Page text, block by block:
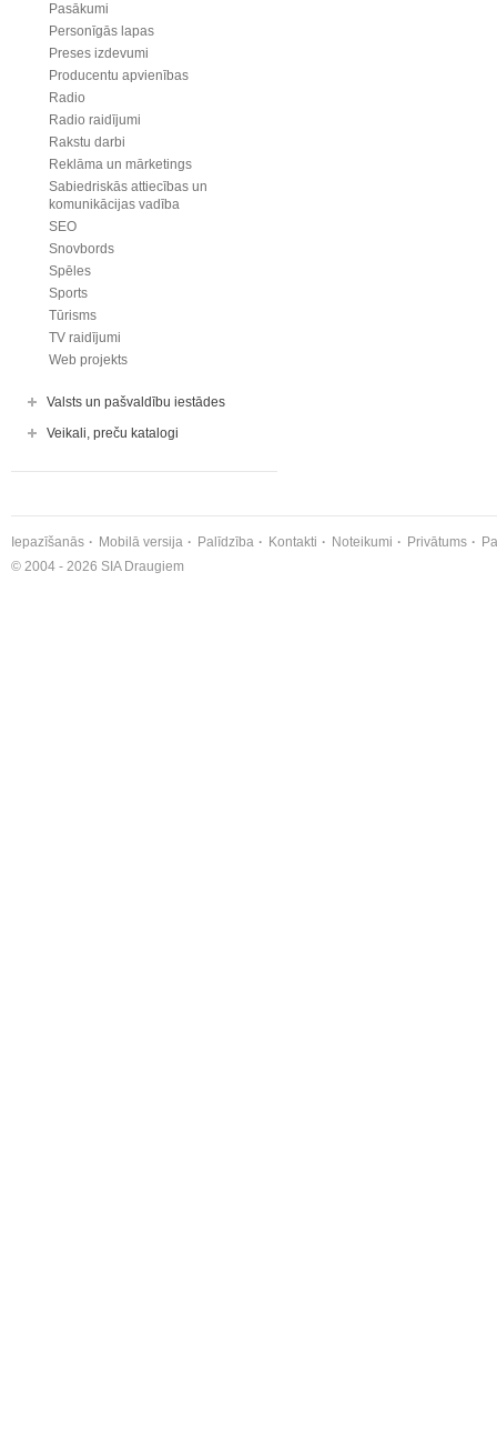
Pasākumi
Personīgās lapas
Preses izdevumi
Producentu apvienības
Radio
Radio raidījumi
Rakstu darbi
Reklāma un mārketings
Sabiedriskās attiecības un
komunikācijas vadība
SEO
Snovbords
Spēles
Sports
Tūrisms
TV raidījumi
Web projekts
Valsts un pašvaldību iestādes
Veikali, preču katalogi
Iepazīšanās Mobilā versija Palīdzība Kontakti Noteikumi Privātums
© 2004 - 2026 SIA Draugiem